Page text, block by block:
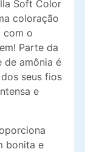
Soft Color
coloração
com o
Parte da
de amônia é
seus fios
e
bonita e